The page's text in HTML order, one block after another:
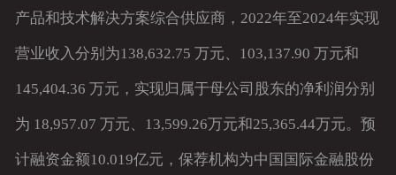
产品和技术解决方案综合供应商，2022年至2024年实现
营业收入分别为138,632.75 万元、103,137.90 万元和
145,404.36 万元，实现归属于母公司股东的净利润分别
为 18,957.07 万元、13,599.26万元和25,365.44万元。预
计融资金额10.019亿元，保荐机构为中国国际金融股份